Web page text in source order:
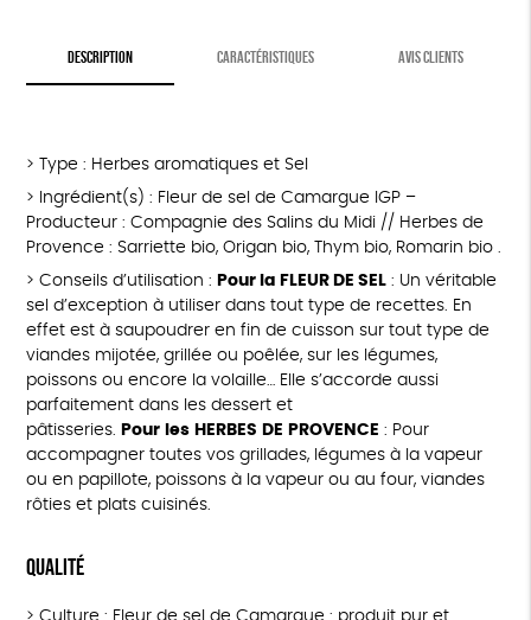
DESCRIPTION CARACTÉRISTIQUES AVIS CLIENTS
> Type : Herbes aromatiques et Sel
> Ingrédient(s) : Fleur de sel de Camargue IGP –
Producteur : Compagnie des Salins du Midi // Herbes de
Provence : Sarriette bio, Origan bio, Thym bio, Romarin bio .
> Conseils d’utilisation : Pour la FLEUR DE SEL: Un véritable
sel d’exception à utiliser dans tout type de recettes. En
effet est à saupoudrer en fin de cuisson sur tout type de
viandes mijotée, grillée ou poêlée, sur les légumes,
poissons ou encore la volaille… Elle s’accorde aussi
parfaitement dans les dessert et
pâtisseries. Pour les HERBES DE PROVENCE : Pour
accompagner toutes vos grillades, légumes à la vapeur
ou en papillote, poissons à la vapeur ou au four, viandes
rôties et plats cuisinés.
Qualité
> Culture : Fleur de sel de Camargue : produit pur et